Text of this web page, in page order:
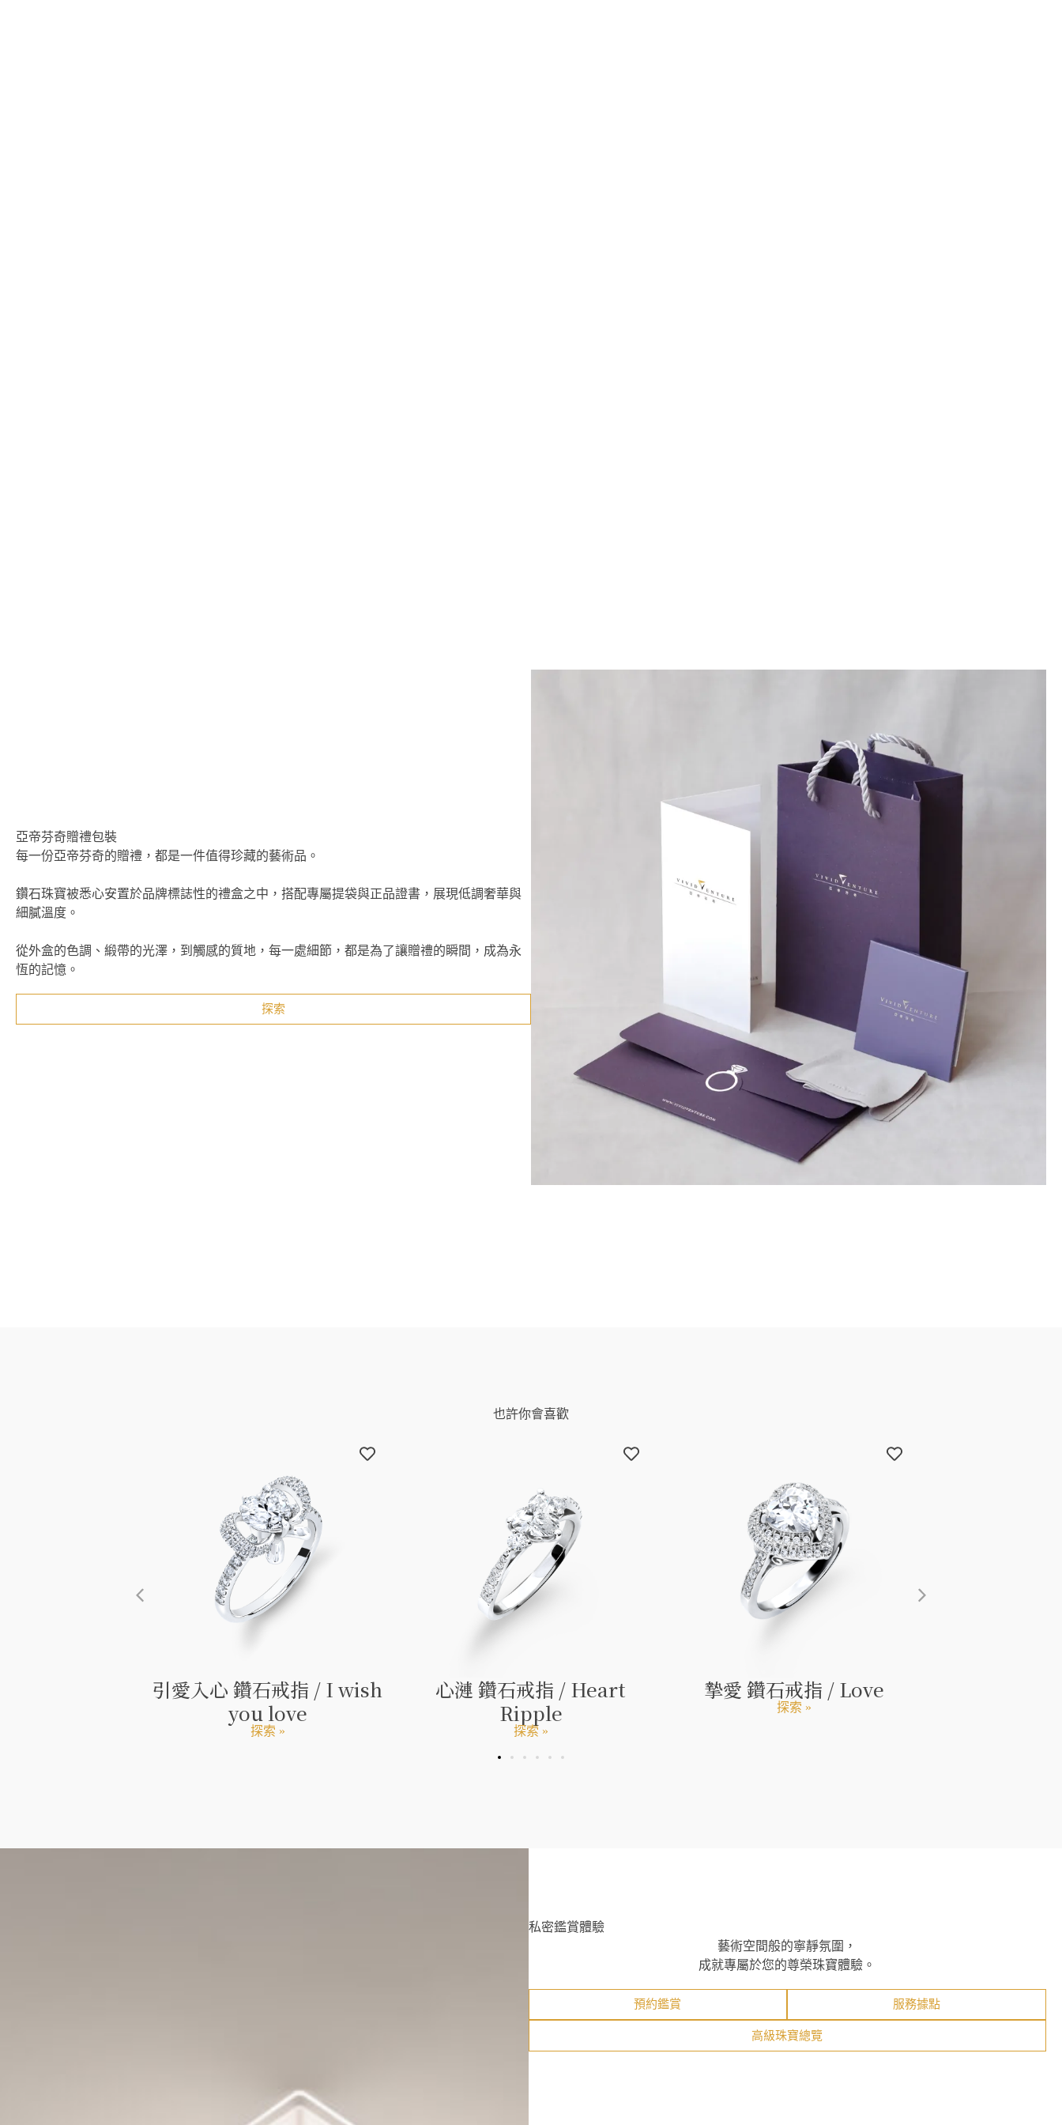
亞帝芬奇贈禮包裝
每一份亞帝芬奇的贈禮，都是一件值得珍藏的藝術品。
鑽石珠寶被悉心安置於品牌標誌性的禮盒之中，搭配專屬提袋與正品證書，展現低調奢華與
細膩溫度。
從外盒的色調、緞帶的光澤，到觸感的質地，每一處細節，都是為了讓贈禮的瞬間，成為永
恆的記憶。
探索
也許你會喜歡
引愛入心 鑽石戒指 / I wish
you love
探索 »
心漣 鑽石戒指 / Heart
Ripple
探索 »
摯愛 鑽石戒指 / Love
探索 »
私密鑑賞體驗
藝術空間般的寧靜氛圍，
成就專屬於您的尊榮珠寶體驗。
預約鑑賞 服務據點
高級珠寶總覽